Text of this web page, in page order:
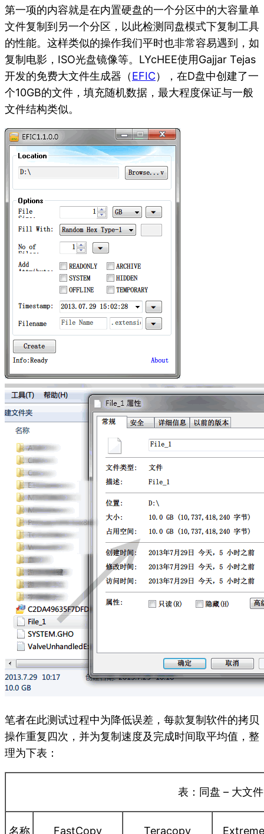
第一项的内容就是在内置硬盘的一个分区中的大容量单
文件复制到另一个分区，以此检测同盘模式下复制工具
的性能。这样类似的操作我们平时也非常容易遇到，如
复制电影，ISO光盘镜像等。LYcHEE使用Gajjar Tejas
开发的免费大文件生成器（EFIC），在D盘中创建了一
个10GB的文件，填充随机数据，最大程度保证与一般
文件结构类似。
笔者在此测试过程中为降低误差，每款复制软件的拷贝
操作重复四次，并为复制速度及完成时间取平均值，整
理为下表：
表：同盘 – 大文
名称 FastCopy Teracopy